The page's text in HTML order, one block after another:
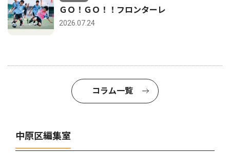
ＧＯ！ＧＯ！！フロンターレ
2026.07.24
コラム一覧
中原区編集室